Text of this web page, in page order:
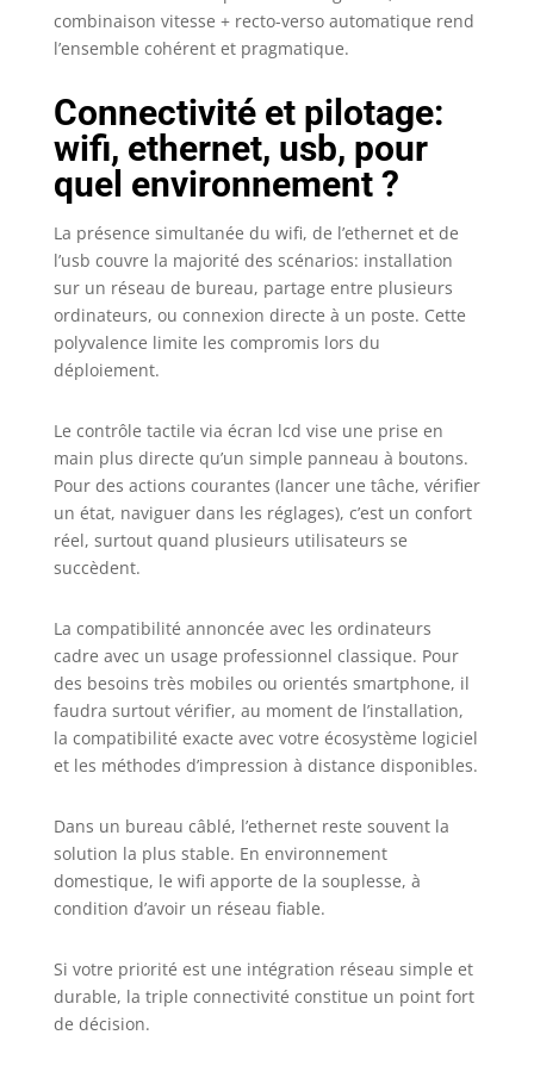
combinaison vitesse + recto-verso automatique rend
l’ensemble cohérent et pragmatique.
Connectivité et pilotage:
wifi, ethernet, usb, pour
quel environnement ?
La présence simultanée du wifi, de l’ethernet et de
l’usb couvre la majorité des scénarios: installation
sur un réseau de bureau, partage entre plusieurs
ordinateurs, ou connexion directe à un poste. Cette
polyvalence limite les compromis lors du
déploiement.
Le contrôle tactile via écran lcd vise une prise en
main plus directe qu’un simple panneau à boutons.
Pour des actions courantes (lancer une tâche, vérifier
un état, naviguer dans les réglages), c’est un confort
réel, surtout quand plusieurs utilisateurs se
succèdent.
La compatibilité annoncée avec les ordinateurs
cadre avec un usage professionnel classique. Pour
des besoins très mobiles ou orientés smartphone, il
faudra surtout vérifier, au moment de l’installation,
la compatibilité exacte avec votre écosystème logiciel
et les méthodes d’impression à distance disponibles.
Dans un bureau câblé, l’ethernet reste souvent la
solution la plus stable. En environnement
domestique, le wifi apporte de la souplesse, à
condition d’avoir un réseau fiable.
Si votre priorité est une intégration réseau simple et
durable, la triple connectivité constitue un point fort
de décision.